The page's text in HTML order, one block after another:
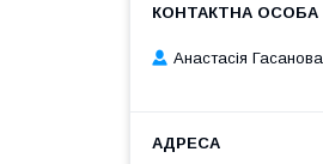
Анастасія Гасанова